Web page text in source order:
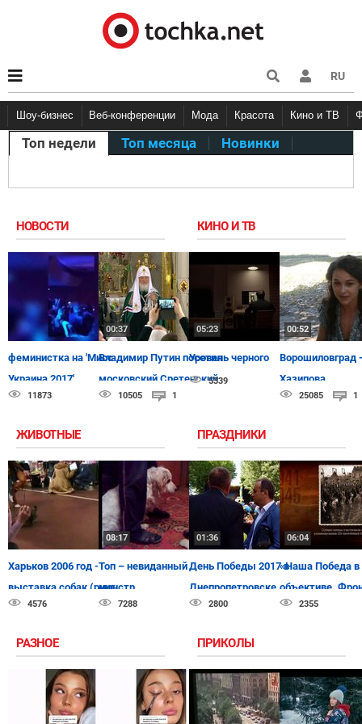
RU
Шоу-бизнес Веб-конференции Мода Красота Кино и ТВ
Топ недели Топ месяца Новинки
НОВОСТИ
00:37
феминистка на 'Мисс
Украина 2017'
11873
05:23
Владимир Путин посетил
московский Сретенский
монастырь [25.05.2015]
10505 1
КИНО И ТВ
00:52
Уровень черного
5339
Ворошиловград
Хазипова
25085 1
ЖИВОТНЫЕ
08:17
Харьков 2006 год -
выставка собак (ринг
йоркширских терьеров)
4576
01:36
Топ – невиданный
монстр
7288
ПРАЗДНИКИ
06:04
День Победы 2017 в
Днепропетровске
2800
«Наша Победа в
объективе.
будни»
2355
РАЗНОЕ ПРИКОЛЫ